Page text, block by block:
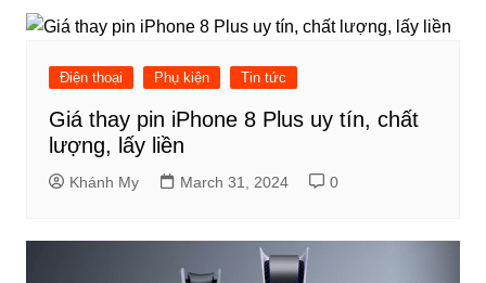
Điện thoại Phụ kiện Tin tức
Giá thay pin iPhone 8 Plus uy tín, chất
lượng, lấy liền
Khánh My March 31, 2024 0